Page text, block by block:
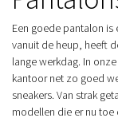
Een goede pantalon is
vanuit de heup, heeft
lange werkdag. In
kantoor net zo goed
sneakers. Van strak
modellen die er nu